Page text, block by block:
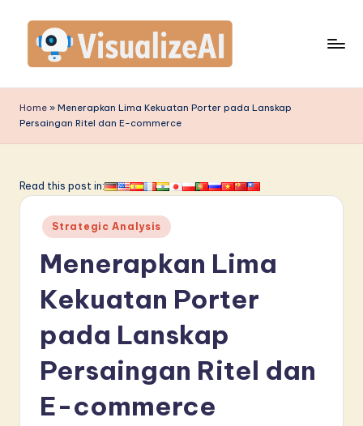
content
is
u
li
A
Home » Menerapkan Lima Kekuatan Porter pada Lanskap
Persaingan Ritel dan E-commerce
Read this post in:
Posted
in
Strategic Analysis
Menerapkan Lima
Kekuatan Porter
pada Lanskap
Persaingan Ritel dan
E-commerce